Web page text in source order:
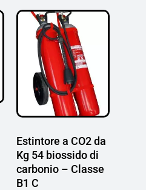
Estintore a CO2 da
Kg 54 biossido di
carbonio – Classe
B1 C